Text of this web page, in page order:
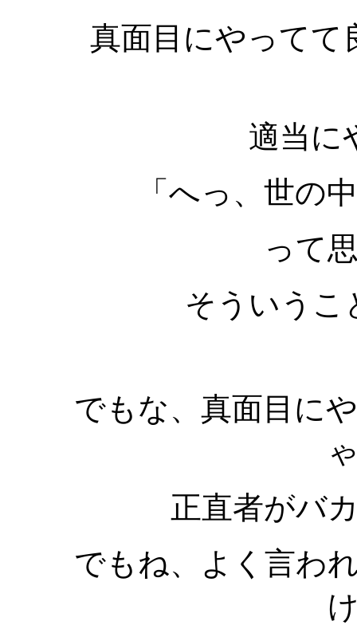
真面目にやってて
適当に
「へっ、世の
って
そういうこ
でもな、真面目に
正直者がバ
でもね、よく言わ